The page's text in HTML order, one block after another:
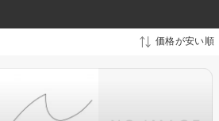
価格が安い順